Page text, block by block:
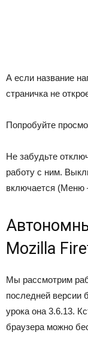
А если название
страничка не
Попробуйте
Не забудьте
работу с ним.
включается (Меню
Mozilla
Мы рассмотрим
последней версии
урока она 3.6.13.
браузера можно